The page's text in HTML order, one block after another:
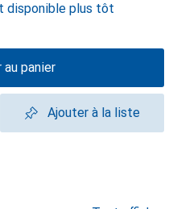
disponible plus tôt
au panier
Ajouter à la liste